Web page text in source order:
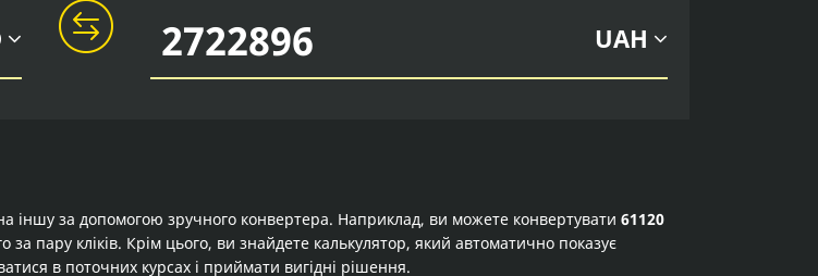
UAH
іншу за допомогою зручного конвертера. Наприклад, ви можете конвертувати 61120
за пару кліків. Крім цього, ви знайдете калькулятор, який автоматично показує
в поточних курсах і приймати вигідні рішення.